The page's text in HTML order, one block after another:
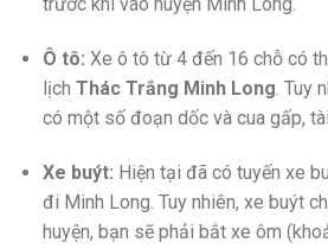
Ô tô: Xe ô tô từ 4 đến 16 chỗ có
lịch Thác Trắng Minh Long. Tuy
có một số đoạn dốc và cua gấp,
Xe buýt: Hiện tại đã có tuyến xe
đi Minh Long. Tuy nhiên, xe buýt
huyện, bạn sẽ phải bắt xe ôm